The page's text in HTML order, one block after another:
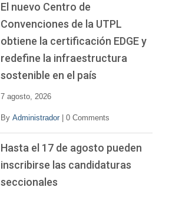
El nuevo Centro de
Convenciones de la UTPL
obtiene la certificación EDGE y
redefine la infraestructura
sostenible en el país
7 agosto, 2026
By Administrador 0 Comments
Hasta el 17 de agosto pueden
inscribirse las candidaturas
seccionales